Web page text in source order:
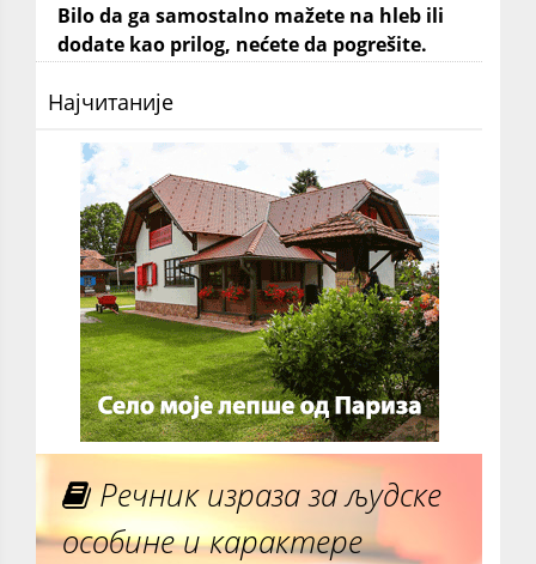
Bilo da ga samostalno mažete na hleb ili
dodate kao prilog, nećete da pogrešite.
Најчитаније
Речник израза за људске
особине и карактере